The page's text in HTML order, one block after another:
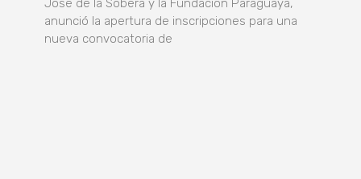
José de la Sobera y la Fundación Paraguaya,
anunció la apertura de inscripciones para una
nueva convocatoria de